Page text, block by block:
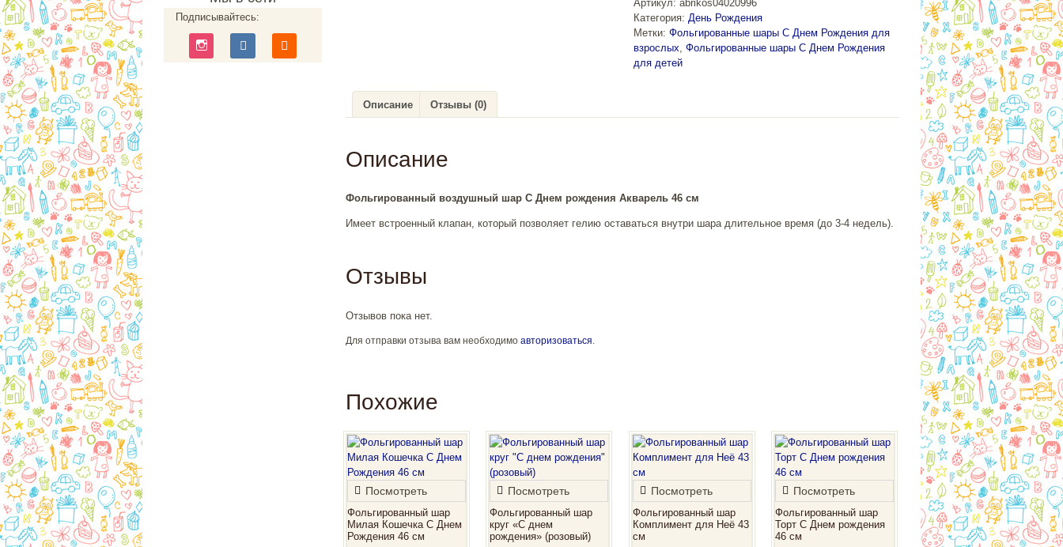
С
Днем
рождения
Акварель
46
Артикул: abrikos04020996
Категория: День Рождения
Метки: Фольгированные шары С Днем Рождения для
взрослых, Фольгированные шары С Днем Рождения
для детей
Описание Отзывы (0)
Описание
Фольгированный воздушный шар С Днем рождения Акварель 46 см
Имеет встроенный клапан, который позволяет гелию оставаться внутри шара длительное время (до 3-4 недель).
Отзывы
Отзывов пока нет.
Для отправки отзыва вам необходимо авторизоваться
Похожие
Посмотреть
Фольгированный шар
Милая Кошечка С Днем
Рождения 46 см
Посмотреть
Фольгированный шар
круг «С днем
рождения» (розовый)
Посмотреть
Фольгированный шар
Комплимент для Неё 43
см
Посмотреть
Фольгированный шар
Торт С Днем рождения
46 см
Подписывайтесь: